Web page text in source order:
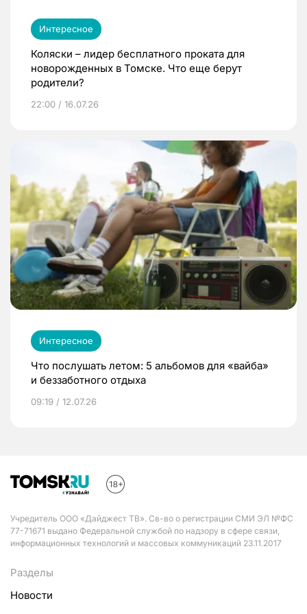
Интересное
Коляски – лидер бесплатного проката для
новорожденных в Томске. Что еще берут
родители?
22:00 / 16.07.26
Интересное
Что послушать летом: 5 альбомов для «вайба»
и беззаботного отдыха
09:19 / 12.07.26
Учредитель ООО «Дайджест ТВ». Св-во о регистрации СМИ ЭЛ №ФС
77-71671 выдано Федеральной службой по надзору в сфере связи,
информационных технологий и массовых коммуникаций 23.11.2017
Разделы
Новости